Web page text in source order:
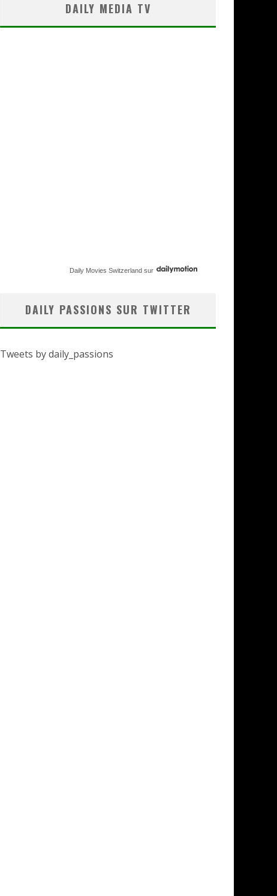
DAILY MEDIA TV
Daily Movies Switzerland sur
DAILY PASSIONS SUR TWITTER
Tweets by daily_passions